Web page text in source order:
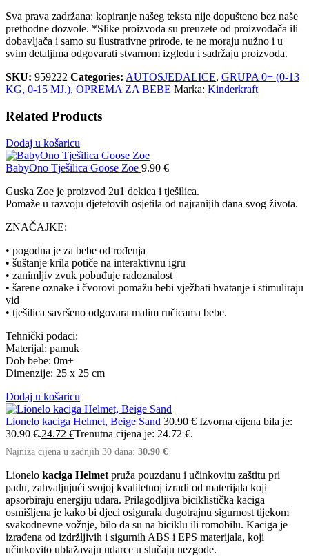
Sva prava zadržana: kopiranje našeg teksta nije dopušteno bez naše
prethodne dozvole. *Slike proizvoda su preuzete od proizvođača ili
dobavljača i samo su ilustrativne prirode, te ne moraju nužno i u
svim detaljima odgovarati stvarnom izgledu i sadržaju proizvoda.
SKU: 959222 Categories: AUTOSJEDALICE, GRUPA 0+ (0-13
KG, 0-15 MJ.), OPREMA ZA BEBE Marka: Kinderkraft
Related Products
Dodaj u košaricu
BabyOno Tješilica Goose Zoe 9.90 €
Guska Zoe je proizvod 2u1 dekica i tješilica.
Pomaže u razvoju djetetovih osjetila od najranijih dana svog života.
ZNAČAJKE:
• pogodna je za bebe od rođenja
• šuštanje krila potiče na interaktivnu igru
• zanimljiv zvuk pobuđuje radoznalost
• šarene oznake i čvorovi pomažu bebi vježbati hvatanje i stimuliraju
vid
• tješilica savršeno odgovara malim ručicama bebe.
Tehnički podaci:
Materijal: pamuk
Dob bebe: 0m+
Dimenzije: 25 x 25 cm
Dodaj u košaricu
Lionelo kaciga Helmet, Beige Sand 30.90€ Izvorna cijena bila je:
30.90 €.24.72 €Trenutna cijena je: 24.72 €.
Najniža cijena u zadnjih 30 dana: 30.90 €
Lionelo kaciga Helmet pruža pouzdanu i učinkovitu zaštitu pri
padu, zahvaljujući svojoj kvalitetnoj izradi od materijala koji
apsorbiraju energiju udara. Prilagodljiva biciklistička kaciga
osmišljena je kako bi djeci osigurala dugotrajnu sigurnost tijekom
svakodnevne vožnje, bilo da su na biciklu ili romobilu. Kaciga je
izrađena od izdržljivih i sigurnih ABS i EPS materijala, koji
učinkovito ublažavaju udarce u slučaju nezgode.